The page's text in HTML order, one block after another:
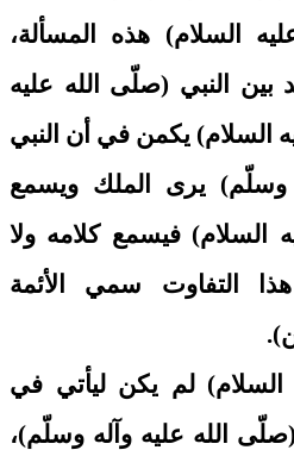
السلام) هذه المسألة،
بين النبي (صلّى الله عليه
السلام) يكمن في أن النبي
وسلّم) يرى الملك ويسمع
السلام) فيسمع كلامه ولا
التفاوت سمي الأئمة
السلام) لم يكن ليأتي في
(صلّى الله عليه وآله وسلّم)،